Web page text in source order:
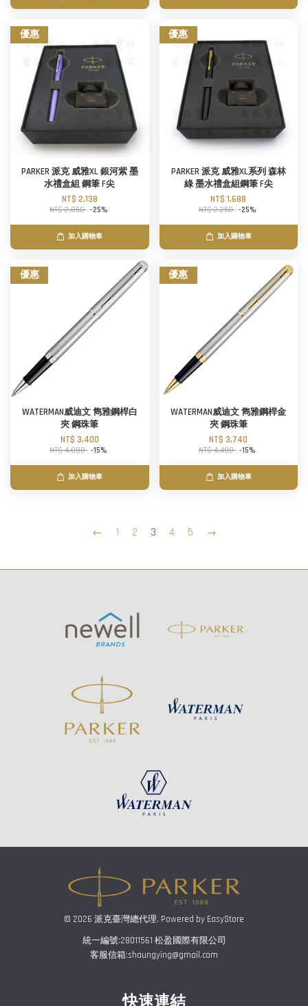
優惠
PARKER 派克 威雅XL 銀河紫 墨
水禮盒組 鋼筆 F尖
NT$ 2,138
NT$ 2,850 -25%
加入購物車
優惠
PARKER 派克 威雅XL系列 森林
綠 墨水禮盒組鋼筆 F尖
NT$ 1,688
NT$ 2,250 -25%
加入購物車
優惠
WATERMAN威迪文 雋雅鋼桿白
夾 鋼珠筆
NT$ 3,400
NT$ 4,000 -15%
加入購物車
優惠
WATERMAN威迪文 雋雅鋼桿金
夾 鋼珠筆
NT$ 3,740
NT$ 4,400 -15%
加入購物車
← 1 2 3 4 5 →
© 2026 派克臺灣總代理. Powered by EasyStore
統一編號:28011561 松盈國際有限公司
客服信箱:shaungying@gmail.com